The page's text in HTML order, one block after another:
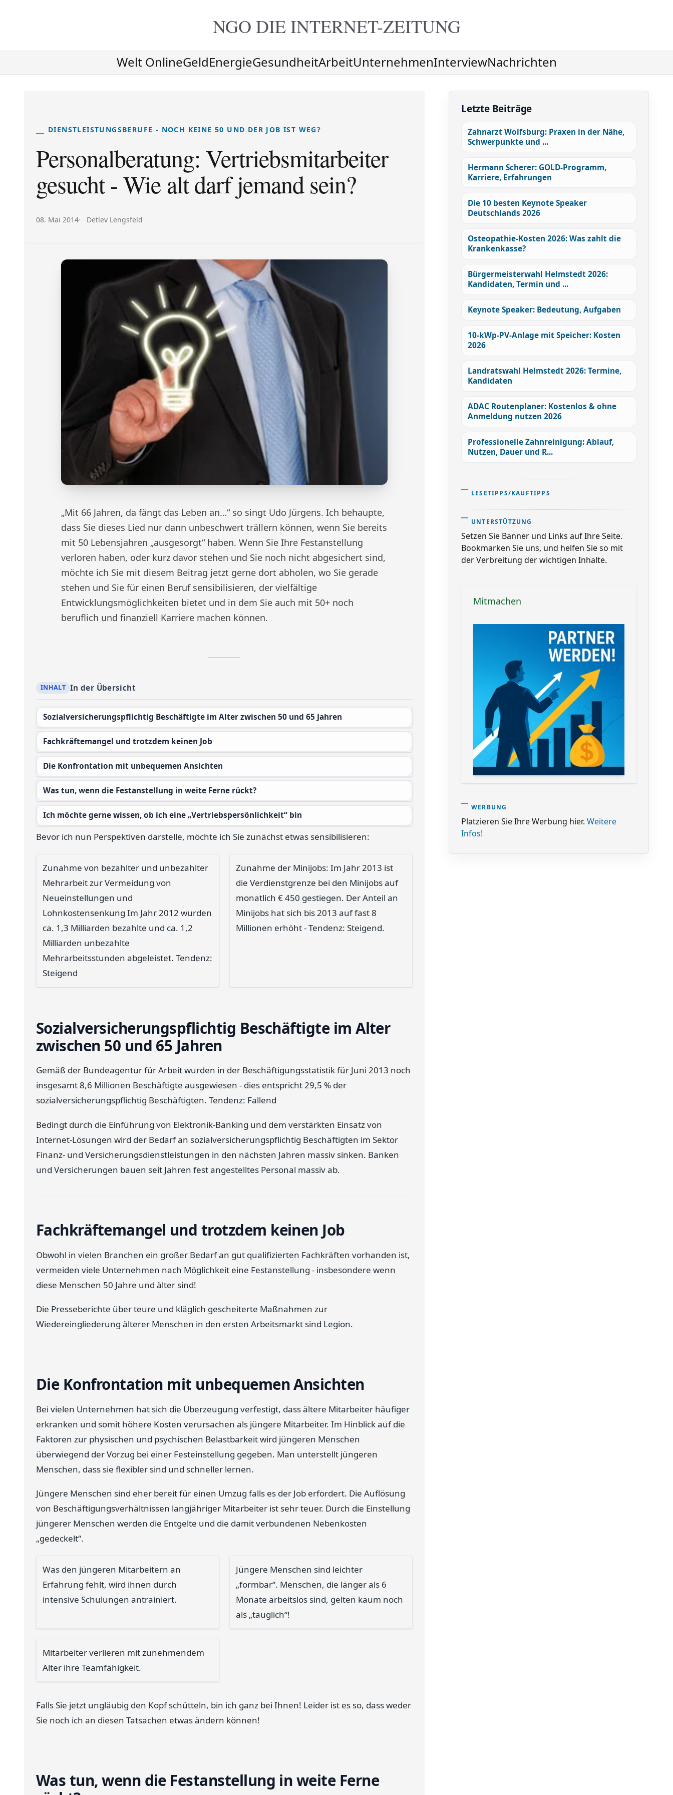
NGO DIEINTERNET-ZEITUNG
Welt OnlineGeldEnergieGesundheitArbeitUnternehmenInterviewNachrichten
DIENSTLEISTUNGSBERUFE - NOCH KEINE 50 UND DER JOB IST WEG?
Personalberatung: Vertriebsmitarbeiter
gesucht - Wie alt darf jemand sein?
Veröffentlicht am:
08. Mai 2014 Autor:
Detlev Lengsfeld
„Mit 66 Jahren, da fängt das Leben an…“ so singt Udo Jürgens. Ich behaupte,
dass Sie dieses Lied nur dann unbeschwert trällern können, wenn Sie bereits
mit 50 Lebensjahren „ausgesorgt“ haben. Wenn Sie Ihre Festanstellung
verloren haben, oder kurz davor stehen und Sie noch nicht abgesichert sind,
möchte ich Sie mit diesem Beitrag jetzt gerne dort abholen, wo Sie gerade
stehen und Sie für einen Beruf sensibilisieren, der vielfältige
Entwicklungsmöglichkeiten bietet und in dem Sie auch mit 50+ noch
beruflich und finanziell Karriere machen können.
In der Übersicht
Sozialversicherungspflichtig Beschäftigte im Alter zwischen 50 und 65 Jahren
Fachkräftemangel und trotzdem keinen Job
Die Konfrontation mit unbequemen Ansichten
Was tun, wenn die Festanstellung in weite Ferne rückt?
Ich möchte gerne wissen, ob ich eine „Vertriebspersönlichkeit“ bin
Bevor ich nun Perspektiven darstelle, möchte ich Sie zunächst etwas sensibilisieren:
Zunahme von bezahlter und unbezahlter
Mehrarbeit zur Vermeidung von
Neueinstellungen und
Lohnkostensenkung Im Jahr 2012 wurden
ca. 1,3 Milliarden bezahlte und ca. 1,2
Milliarden unbezahlte
Mehrarbeitsstunden abgeleistet. Tendenz:
Steigend
Zunahme der Minijobs: Im Jahr 2013 ist
die Verdienstgrenze bei den Minijobs auf
monatlich € 450 gestiegen. Der Anteil an
Minijobs hat sich bis 2013 auf fast 8
Millionen erhöht - Tendenz: Steigend.
Sozialversicherungspflichtig Beschäftigte im Alter
zwischen 50 und 65 Jahren
Gemäß der Bundeagentur für Arbeit wurden in der Beschäftigungsstatistik für Juni 2013 noch
insgesamt 8,6 Millionen Beschäftigte ausgewiesen - dies entspricht 29,5 % der
sozialversicherungspflichtig Beschäftigten. Tendenz: Fallend
Bedingt durch die Einführung von Elektronik-Banking und dem verstärkten Einsatz von
Internet-Lösungen wird der Bedarf an sozialversicherungspflichtig Beschäftigten im Sektor
Finanz- und Versicherungsdienstleistungen in den nächsten Jahren massiv sinken. Banken
und Versicherungen bauen seit Jahren fest angestelltes Personal massiv ab.
Fachkräftemangel und trotzdem keinen Job
Obwohl in vielen Branchen ein großer Bedarf an gut qualifizierten Fachkräften vorhanden ist,
vermeiden viele Unternehmen nach Möglichkeit eine Festanstellung - insbesondere wenn
diese Menschen 50 Jahre und älter sind!
Die Presseberichte über teure und kläglich gescheiterte Maßnahmen zur
Wiedereingliederung älterer Menschen in den ersten Arbeitsmarkt sind Legion.
Die Konfrontation mit unbequemen Ansichten
Bei vielen Unternehmen hat sich die Überzeugung verfestigt, dass ältere Mitarbeiter häufiger
erkranken und somit höhere Kosten verursachen als jüngere Mitarbeiter. Im Hinblick auf die
Faktoren zur physischen und psychischen Belastbarkeit wird jüngeren Menschen
überwiegend der Vorzug bei einer Festeinstellung gegeben. Man unterstellt jüngeren
Menschen, dass sie flexibler sind und schneller lernen.
Jüngere Menschen sind eher bereit für einen Umzug falls es der Job erfordert. Die Auflösung
von Beschäftigungsverhältnissen langjähriger Mitarbeiter ist sehr teuer. Durch die Einstellung
jüngerer Menschen werden die Entgelte und die damit verbundenen Nebenkosten
„gedeckelt“.
Was den jüngeren Mitarbeitern an
Erfahrung fehlt, wird ihnen durch
intensive Schulungen antrainiert.
Jüngere Menschen sind leichter
„formbar“. Menschen, die länger als 6
Monate arbeitslos sind, gelten kaum noch
als „tauglich“!
Mitarbeiter verlieren mit zunehmendem
Alter ihre Teamfähigkeit.
Falls Sie jetzt ungläubig den Kopf schütteln, bin ich ganz bei Ihnen! Leider ist es so, dass weder
Sie noch ich an diesen Tatsachen etwas ändern können!
Was tun, wenn die Festanstellung in weite Ferne
Letzte Beiträge
Zahnarzt Wolfsburg: Praxen in der Nähe,
Schwerpunkte und ...
Hermann Scherer: GOLD-Programm,
Karriere, Erfahrungen
Die 10 besten Keynote Speaker
Deutschlands 2026
Osteopathie-Kosten 2026: Was zahlt die
Krankenkasse?
Bürgermeisterwahl Helmstedt 2026:
Kandidaten, Termin und ...
Keynote Speaker: Bedeutung, Aufgaben
10-kWp-PV-Anlage mit Speicher: Kosten
2026
Landratswahl Helmstedt 2026: Termine,
Kandidaten
ADAC Routenplaner: Kostenlos & ohne
Anmeldung nutzen 2026
Professionelle Zahnreinigung: Ablauf,
Nutzen, Dauer und R...
LESETIPPS/KAUFTIPPS
UNTERSTÜTZUNG
Setzen Sie Banner und Links auf Ihre Seite.
Bookmarken Sie uns, und helfen Sie so mit
der Verbreitung der wichtigen Inhalte.
Mitmachen
WERBUNG
Platzieren Sie Ihre Werbung hier. Weitere
Infos!